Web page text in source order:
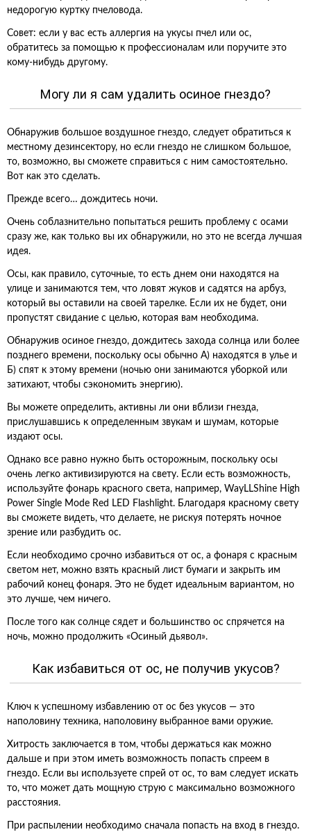
недорогую куртку пчеловода.
Совет: если у вас есть аллергия на укусы пчел или ос,
обратитесь за помощью к профессионалам или поручите это
кому-нибудь другому.
Могу ли я сам удалить осиное гнездо?
Обнаружив большое воздушное гнездо, следует обратиться к
местному дезинсектору, но если гнездо не слишком большое,
то, возможно, вы сможете справиться с ним самостоятельно.
Вот как это сделать.
Прежде всего… дождитесь ночи.
Очень соблазнительно попытаться решить проблему с осами
сразу же, как только вы их обнаружили, но это не всегда лучшая
идея.
Осы, как правило, суточные, то есть днем они находятся на
улице и занимаются тем, что ловят жуков и садятся на арбуз,
который вы оставили на своей тарелке. Если их не будет, они
пропустят свидание с целью, которая вам необходима.
Обнаружив осиное гнездо, дождитесь захода солнца или более
позднего времени, поскольку осы обычно А) находятся в улье и
Б) спят к этому времени (ночью они занимаются уборкой или
затихают, чтобы сэкономить энергию).
Вы можете определить, активны ли они вблизи гнезда,
прислушавшись к определенным звукам и шумам, которые
издают осы.
Однако все равно нужно быть осторожным, поскольку осы
очень легко активизируются на свету. Если есть возможность,
используйте фонарь красного света, например, WayLLShine High
Power Single Mode Red LED Flashlight. Благодаря красному свету
вы сможете видеть, что делаете, не рискуя потерять ночное
зрение или разбудить ос.
Если необходимо срочно избавиться от ос, а фонаря с красным
светом нет, можно взять красный лист бумаги и закрыть им
рабочий конец фонаря. Это не будет идеальным вариантом, но
это лучше, чем ничего.
После того как солнце сядет и большинство ос спрячется на
ночь, можно продолжить «Осиный дьявол».
Как избавиться от ос, не получив укусов?
Ключ к успешному избавлению от ос без укусов — это
наполовину техника, наполовину выбранное вами оружие.
Хитрость заключается в том, чтобы держаться как можно
дальше и при этом иметь возможность попасть спреем в
гнездо. Если вы используете спрей от ос, то вам следует искать
то, что может дать мощную струю с максимально возможного
расстояния.
При распылении необходимо сначала попасть на вход в гнездо.